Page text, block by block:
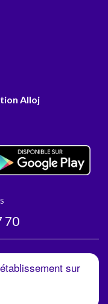
Alloj
70
sur